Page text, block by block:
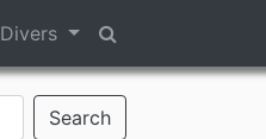
Divers
Search